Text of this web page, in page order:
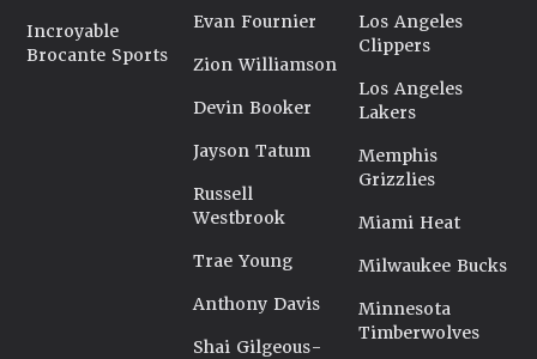
Incroyable
Brocante Sports
Evan Fournier
Zion Williamson
Devin Booker
Jayson Tatum
Russell
Westbrook
Trae Young
Anthony Davis
Shai Gilgeous-
Los Angeles
Clippers
Los Angeles
Lakers
Memphis
Grizzlies
Miami Heat
Milwaukee Bucks
Minnesota
Timberwolves